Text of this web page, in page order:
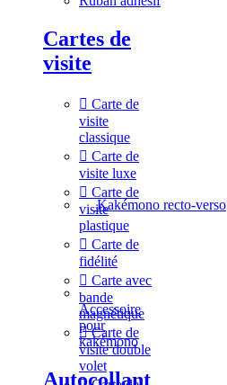
Cartes de
visite
Carte de
visite
classique
Carte de
visite luxe
Carte de
visite
plastique
Carte de
fidélité
Carte avec
bande
magnétique
Carte de
visite double
volet
Accessoire
pour
kakémono
Autocollant
Kakémono recto-verso